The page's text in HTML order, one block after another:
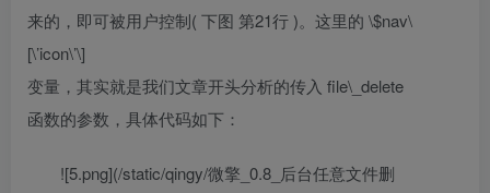
来的，即可被用户控制( 下图 第21行 )。这里的 \$nav\
[\’icon\’\]
变量，其实就是我们文章开头分析的传入 file\_delete
函数的参数，具体代码如下：
![5.png](/static/qingy/微擎_0.8_后台任意文件删